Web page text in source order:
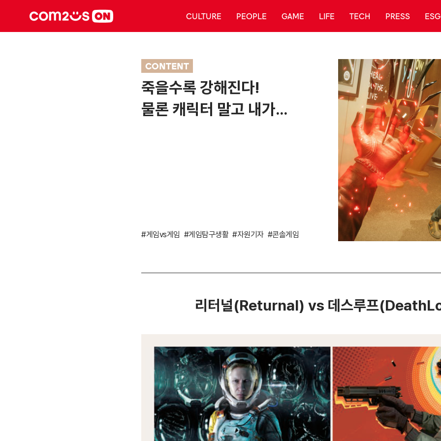
CULTURE PEOPLE GAME LIFE TECH PRESS ESG
CONTENT
죽을수록 강해진다!
물론 캐릭터 말고 내가…
#게임vs게임 #게임탐구생활 #자원기자 #콘솔게임
리터널(Returnal) vs 데스루프